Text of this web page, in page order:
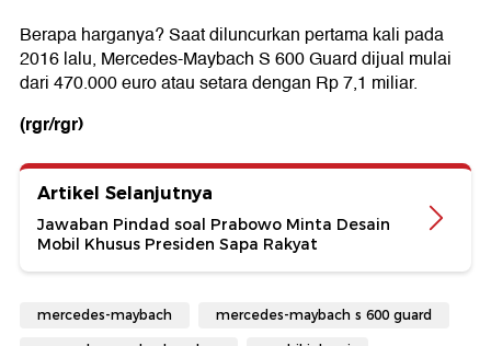
Berapa harganya? Saat diluncurkan pertama kali pada
2016 lalu, Mercedes-Maybach S 600 Guard dijual mulai
dari 470.000 euro atau setara dengan Rp 7,1 miliar.
(rgr/rgr)
Artikel Selanjutnya
Jawaban Pindad soal Prabowo Minta Desain
Mobil Khusus Presiden Sapa Rakyat
mercedes-maybach mercedes-maybach s 600 guard